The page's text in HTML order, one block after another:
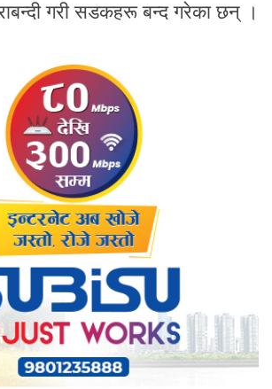
गरी सडकहरू बन्द गरेका छन् ।